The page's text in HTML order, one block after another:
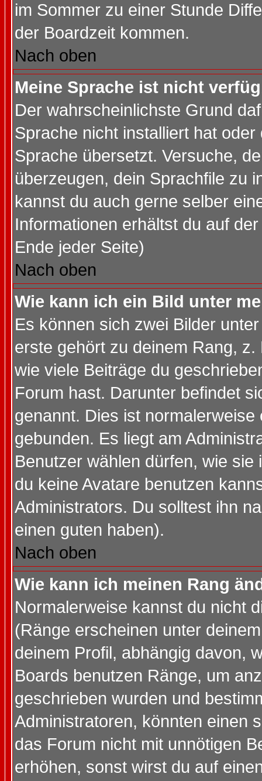
im Sommer zu einer Stunde
der Boardzeit kommen.
Nach oben
Meine Sprache ist nicht
Der wahrscheinlichste Grund
Sprache nicht installiert hat
Sprache übersetzt. Versuche,
überzeugen, dein Sprachfile zu
kannst du auch gerne selber
Informationen erhältst du auf
Ende jeder Seite)
Nach oben
Wie kann ich ein Bild unter
Es können sich zwei Bilder
erste gehört zu deinem Rang,
wie viele Beiträge du
Forum hast. Darunter befindet
genannt. Dies ist
gebunden. Es liegt am
Benutzer wählen dürfen, wie
du keine Avatare benutzen
Administrators. Du solltest ihn
einen guten haben).
Nach oben
Wie kann ich meinen Rang
Normalerweise kannst du nicht
(Ränge erscheinen unter
deinem Profil, abhängig davon,
Boards benutzen Ränge, um
geschrieben wurden und
Administratoren, könnten einen
das Forum nicht mit unnötigen
erhöhen, sonst wirst du auf